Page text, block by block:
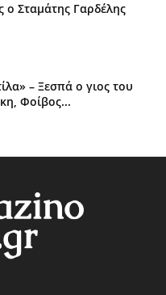
ο Σταμάτης Γαρδέλης
– Ξεσπά ο γιος του
Φοίβος...